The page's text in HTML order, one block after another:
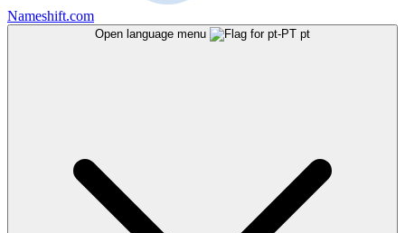
Nameshift.com
Open language menu pt